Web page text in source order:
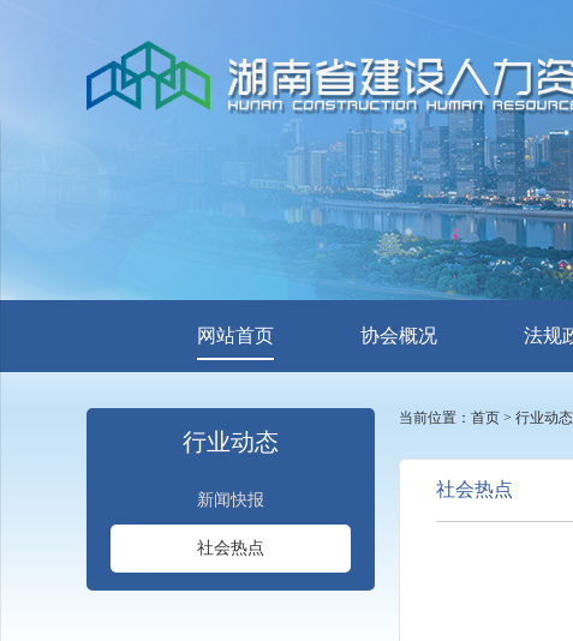
网站首页 协会概况 法规
行业动态
新闻快报
社会热点
当前位置： 首页 > 行业动态
社会热点